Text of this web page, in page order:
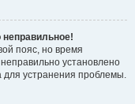
неправильное!
пояс, но время
установлено
для устранения проблемы.